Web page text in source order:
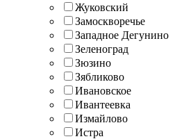
Жуковский
Замоскворечье
Западное Дегунино
Зеленоград
Зюзино
Зябликово
Ивановское
Ивантеевка
Измайлово
Истра